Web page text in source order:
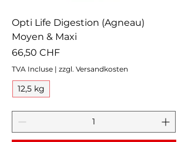
Opti Life Digestion (Agneau)
Moyen & Maxi
Prix
66,50 CHF
TVA Incluse | zzgl. Versandkosten
12,5 kg